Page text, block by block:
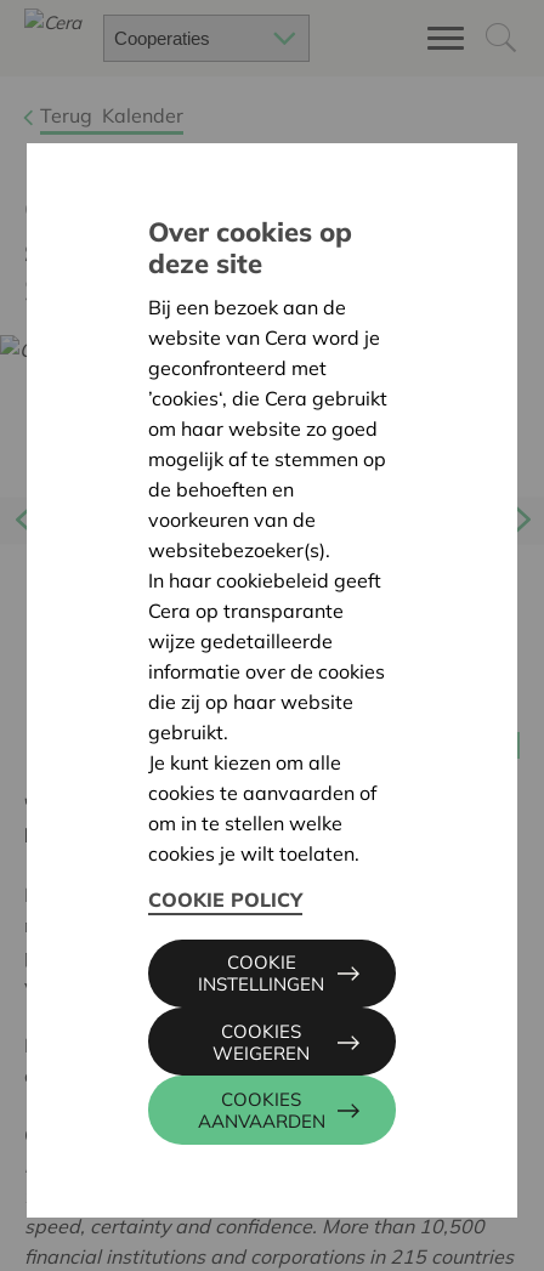
Terug Kalender
Coop Explore 'Achter de
schermen bij coöperatie
SWIFT'
18 september 2014 18:00
"SWIFT is een club en je wordt maar om een reden
lid: een goede dienstverlening."
Met het hoofdkantoor in Terhulpen en een omzet van
meer dan 500 miljoen euro prijkt SWIFT op de vierde
plaats in onze Top 100 van Belgische coöperatieve
vennootschappen volgens omzet.
En dat verwondert verschillende mensen: "SWIFT, een
coöperatie?"
Op hun eigen website zijn ze alvast duidelijk:
is a member-owned cooperative through which the
speed, certainty and confidence. More than 10,500
financial institutions and corporations in 215 countries
Over cookies op
deze site
Bij een bezoek aan de
website van Cera word je
geconfronteerd met
’cookies‘, die Cera gebruikt
om haar website zo goed
mogelijk af te stemmen op
de behoeften en
voorkeuren van de
websitebezoeker(s).
In haar cookiebeleid geeft
Cera op transparante
wijze gedetailleerde
informatie over de cookies
die zij op haar website
gebruikt.
Je kunt kiezen om alle
cookies te aanvaarden of
om in te stellen welke
cookies je wilt toelaten.
COOKIE POLICY
COOKIES
AANVAARDEN
COOKIES
WEIGEREN
COOKIE
INSTELLINGEN